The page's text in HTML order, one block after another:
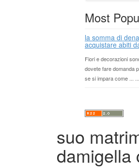
Most
la somma di
acquistare abiti
Fiori e decorazioni
dovete fare domanda
se si impara come ... ...
suo
damigella